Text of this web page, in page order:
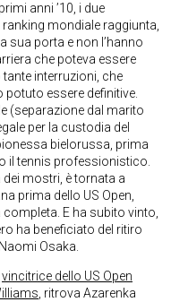
anni ’10, i due
mondiale raggiunta,
sua porta e non l’hanno
che poteva essere
interruzioni, che
potuto essere definitive.
(separazione dal marito
per la custodia del
bielorussa, prima
il tennis professionistico.
mostri, è tornata a
prima dello US Open,
E ha subito vinto,
ha beneficiato del ritiro
Osaka.
vincitrice dello US Open
, ritrova Azarenka